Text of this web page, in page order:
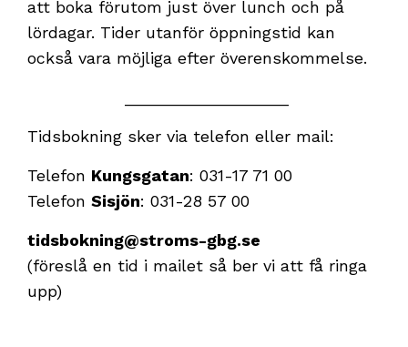
att boka förutom just över lunch och på
lördagar. Tider utanför öppningstid kan
också vara möjliga efter överenskommelse.
Tidsbokning sker via telefon eller mail:
Telefon Kungsgatan: 031-17 71 00
Telefon Sisjön: 031-28 57 00
tidsbokning@stroms-gbg.se
(föreslå en tid i mailet så ber vi att få ringa
upp)